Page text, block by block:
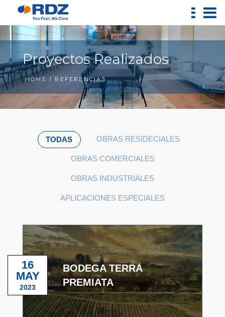
Proyectos Realizados
HOME / REFERENCIAS
TODAS OBRAS RESIDECIALES
OBRAS COMERCIALES
OBRAS INDUSTRIALES
APLICACIONES ESPECIALES
BODEGA TERRA
PREMIATA
16
MAY
2023